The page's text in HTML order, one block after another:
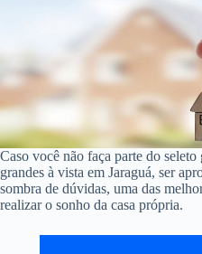
Caso você não faça parte do
grandes à vista em Jaraguá, ser
sombra de dúvidas, uma das
realizar o sonho da casa própria.